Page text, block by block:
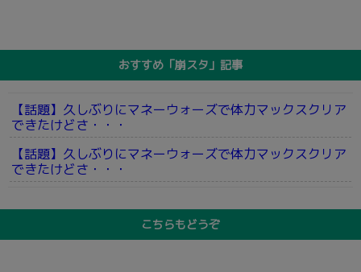
おすすめ「崩スタ」記事
【話題】久しぶりにマネーウォーズで体力マックスクリア
できたけどさ・・・
【話題】久しぶりにマネーウォーズで体力マックスクリア
できたけどさ・・・
こちらもどうぞ